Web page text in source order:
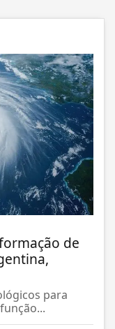
de
para